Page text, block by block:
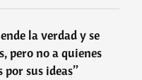
la verdad y se
pero no a quienes
sus ideas”